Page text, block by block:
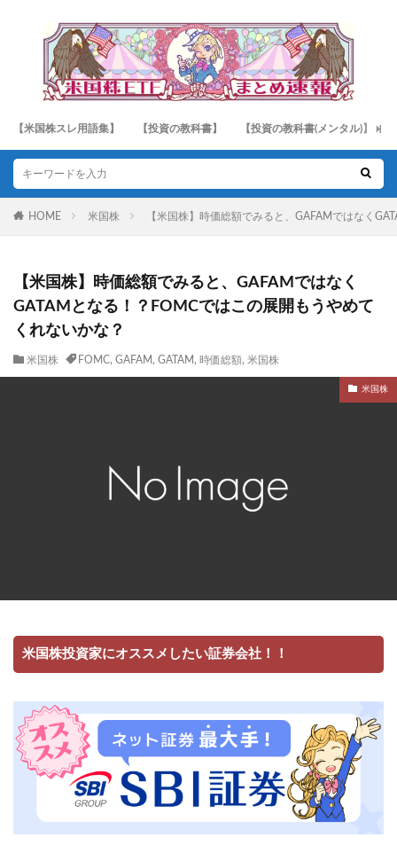
【米国株スレ用語集】 【投資の教科書】 【投資の教科書(メンタル)】
HOME 米国株 【米国株】時価総額でみると、GAFAMではなく
【米国株】時価総額でみると、GAFAMではなく
GATAMとなる！？FOMCではこの展開もうやめて
くれないかな？
米国株 FOMC, GAFAM , GATAM , 時価総額, 米国株
米国株
米国株投資家にオススメしたい証券会社！！